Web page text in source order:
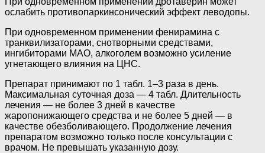
ослабить противопаркинсонический эффект леводопы.
При одновременном применении фенирамина с
транквилизаторами, снотворными средствами,
ингибиторами МАО, алкоголем возможно усиление
угнетающего влияния на ЦНС.
Препарат принимают по 1 табл. 1–3 раза в день.
Максимальная суточная доза — 4 табл. Длительность
лечения — не более 3 дней в качестве
жаропонижающего средства и не более 5 дней — в
качестве обезболивающего. Продолжение лечения
препаратом возможно только после консультации с
врачом. Не превышать указанную дозу.